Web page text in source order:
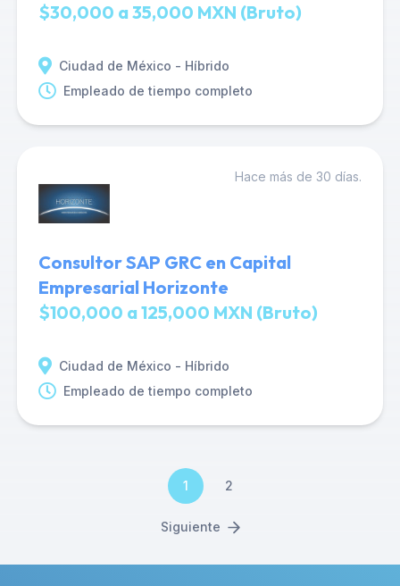
$30,000 a 35,000 MXN (Bruto)
Ciudad de México - Híbrido
Empleado de tiempo completo
Hace más de 30 días.
Consultor SAP GRC en Capital
Empresarial Horizonte
$100,000 a 125,000 MXN (Bruto)
Ciudad de México - Híbrido
Empleado de tiempo completo
1 2
Siguiente